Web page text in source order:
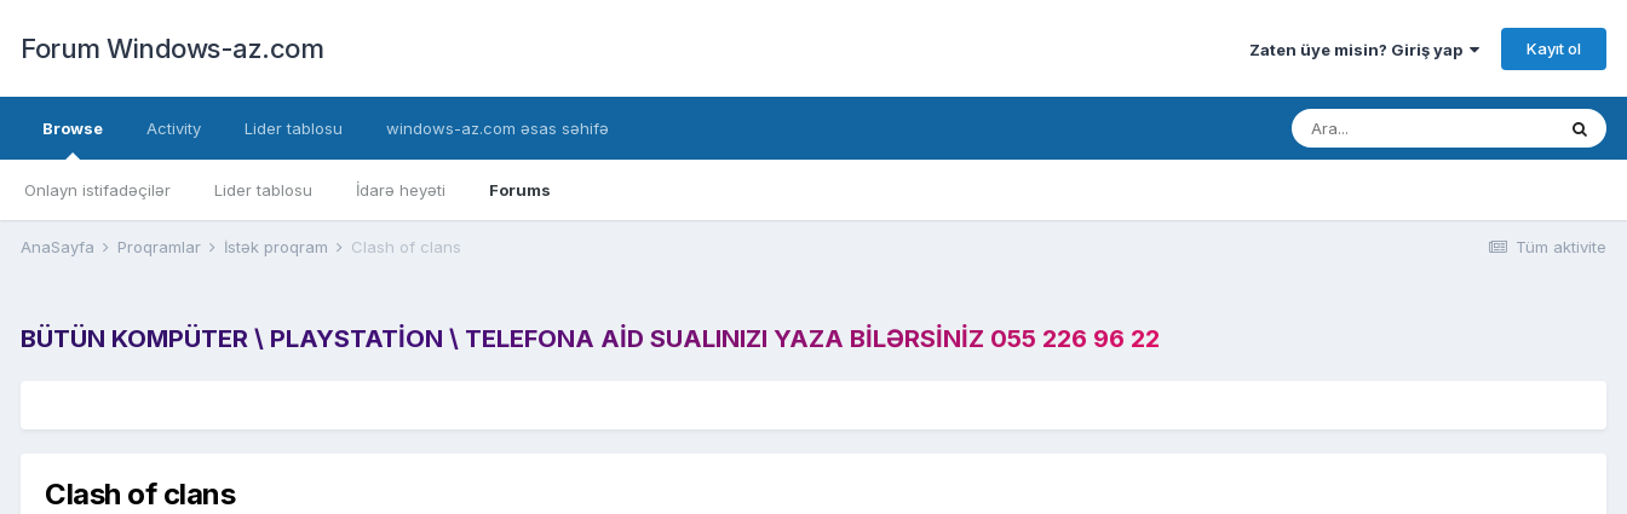
Forum Windows-az.com Zaten üye misin? Giriş yap Kayıt ol
Browse
Onlayn istifadəçilər Lider tablosu İdarə heyəti Forums
Activity Lider tablosu windows-az.com əsas səhifə
Tüm aktivite
AnaSayfa Proqramlar İstək proqram Clash of clans
BÜTÜN KOMPÜTER \ PLAYSTATION \ TELEFONA AID SUALINIZI YAZA BILƏRSINIZ 055 226 96 22
Clash of clans